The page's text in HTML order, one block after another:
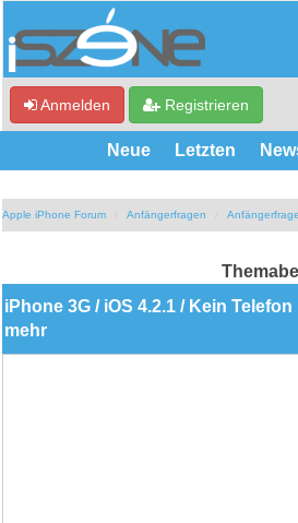
Anmelden Registrieren
Neue Letzten
Apple iPhone Forum Anfängerfragen
iPhone 3G / iOS 4.2.1 / Kein Telefon
mehr